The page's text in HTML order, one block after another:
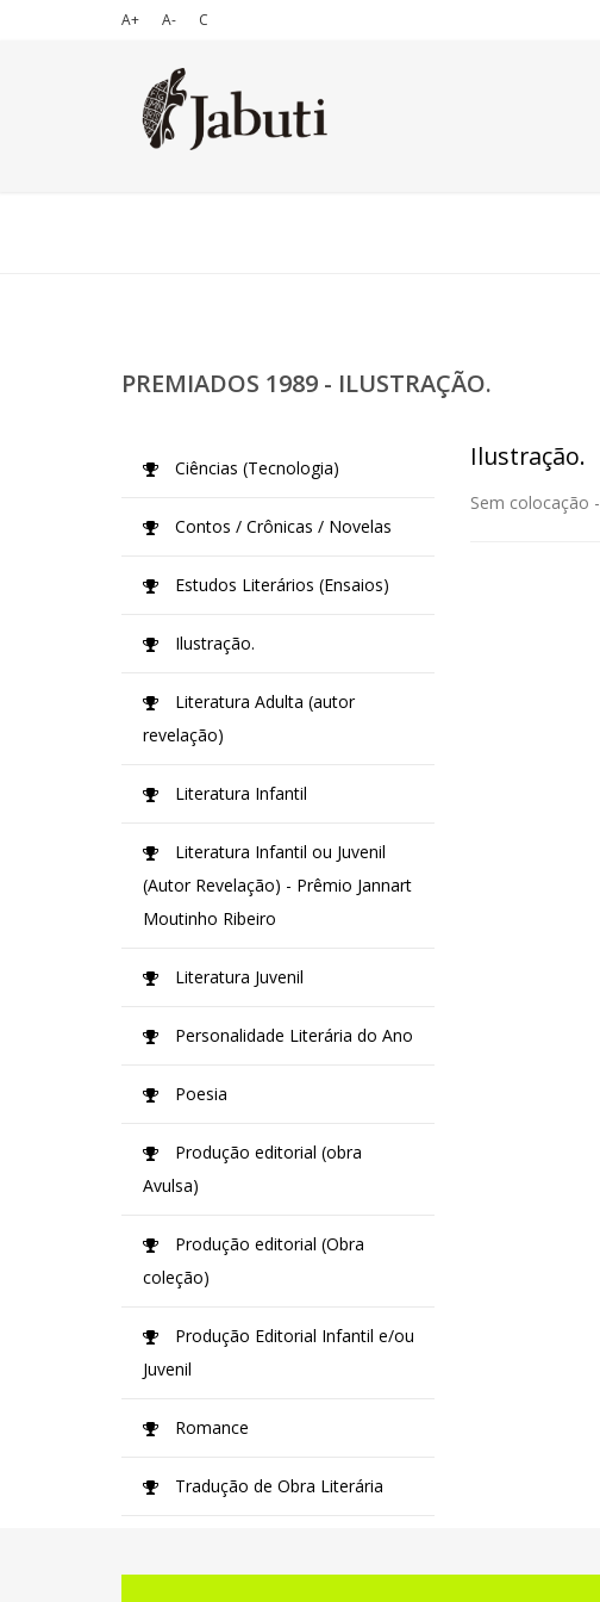
A+ A- C
PREMIADOS 1989 - ILUSTRAÇÃO.
Ilustração.
Sem colocação -
Ciências (Tecnologia)
Contos / Crônicas / Novelas
Estudos Literários (Ensaios)
Ilustração.
Literatura Adulta (autor
revelação)
Literatura Infantil
Literatura Infantil ou Juvenil
(Autor Revelação) - Prêmio Jannart
Moutinho Ribeiro
Literatura Juvenil
Personalidade Literária do Ano
Poesia
Produção editorial (obra
Avulsa)
Produção editorial (Obra
coleção)
Produção Editorial Infantil e/ou
Juvenil
Romance
Tradução de Obra Literária